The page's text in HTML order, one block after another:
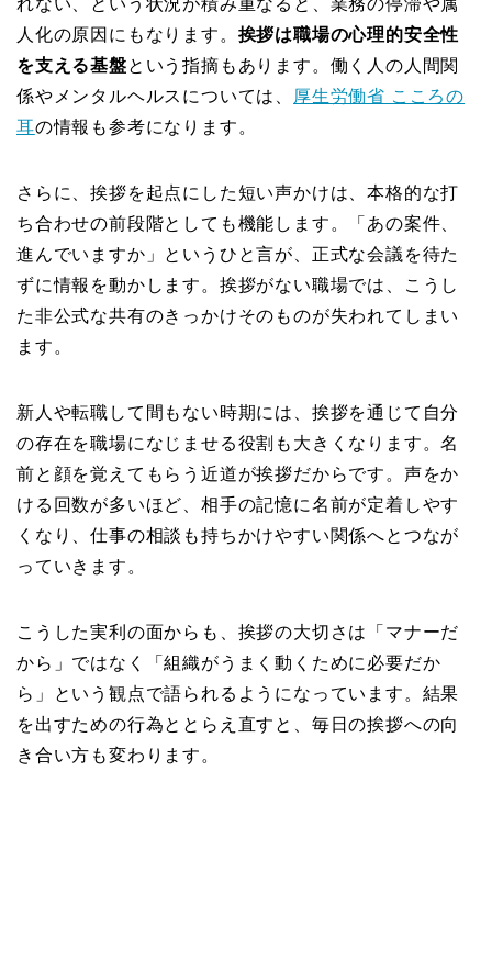
れない、という状況が積み重なると、業務の停滞や属
人化の原因にもなります。 挨拶は職場の心理的安全性
を支える基盤という指摘もあります。働く人の人間関
係やメンタルヘルスについては、 厚生労働省 こころの
耳の情報も参考になります。
さらに、挨拶を起点にした短い声かけは、本格的な打
ち合わせの前段階としても機能します。「あの案件、
進んでいますか」というひと言が、正式な会議を待た
ずに情報を動かします。挨拶がない職場では、こうし
た非公式な共有のきっかけそのものが失われてしまい
ます。
新人や転職して間もない時期には、挨拶を通じて自分
の存在を職場になじませる役割も大きくなります。名
前と顔を覚えてもらう近道が挨拶だからです。声をか
ける回数が多いほど、相手の記憶に名前が定着しやす
くなり、仕事の相談も持ちかけやすい関係へとつなが
っていきます。
こうした実利の面からも、挨拶の大切さは「マナーだ
から」ではなく「組織がうまく動くために必要だか
ら」という観点で語られるようになっています。結果
を出すための行為ととらえ直すと、毎日の挨拶への向
き合い方も変わります。